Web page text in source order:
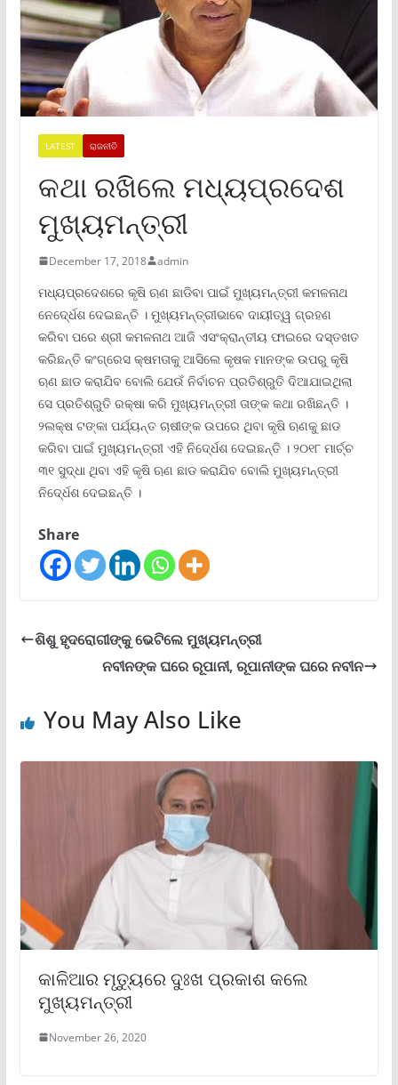
LATEST ରାଜନୀତି
କଥା ରଖିଲେ ମଧ୍ୟପ୍ରଦେଶ
ମୁଖ୍ୟମନ୍ତ୍ରୀ
December 17, 2018 admin
ମଧ୍ୟପ୍ରଦେଶରେ କୃଷି ଋଣ ଛାଡିବା ପାଇଁ ମୁଖ୍ୟମନ୍ତ୍ରୀ କମଳନାଥ
ନେଦେ୍ର୍ଧଶ ଦେଇଛନ୍ତି । ମୁଖ୍ୟମନ୍ତ୍ରୀଭାବେ ଦାୟୀତ୍ୱ ଗ୍ରହଣ
କରିବା ପରେ ଶ୍ରୀ କମଳନାଥ ଆଜି ଏସଂକ୍ରାନ୍ତୀୟ ଫାଇରେ ଦସ୍ତଖତ
କରିଛନ୍ତି କଂଗ୍ରେସ କ୍ଷମତାକୁ ଆସିଲେ କୃଷକ ମାନଙ୍କ ଉପରୁ କୃଷି
ଋଣ ଛାଡ କରାଯିବ ବୋଲି ଯେଉଁ ନିର୍ବାଚନ ପ୍ରତିଶ୍ରୁତି ଦିଆଯାଇଥିଲା
ସେ ପ୍ରତିଶ୍ରୁତି ରକ୍ଷା କରି ମୁଖ୍ୟମନ୍ତ୍ରୀ ତାଙ୍କ କଥା ରଖିଛନ୍ତି ।
୨ଲକ୍ଷ ଟଙ୍କା ପର୍ଯ୍ୟନ୍ତ ଚାଷୀଙ୍କ ଉପରେ ଥିବା କୃଷି ଋଣକୁ ଛାଡ
କରିବା ପାଇଁ ମୁଖ୍ୟମନ୍ତ୍ରୀ ଏହି ନିଦେ୍ର୍ଧଶ ଦେଇଛନ୍ତି । ୨୦୧୮ ମାର୍ଚ୍ଚ
୩୧ ସୁଦ୍ଧା ଥିବା ଏହି କୃଷି ଋଣ ଛାଡ କରାଯିବ ବୋଲି ମୁଖ୍ୟମନ୍ତ୍ରୀ
ନିଦେ୍ର୍ଧଶ ଦେଇଛନ୍ତି ।
Share
ଶିଶୁ ହୃଦରୋଗୀଙ୍କୁ ଭେଟିଲେ ମୁଖ୍ୟମନ୍ତ୍ରୀ
ନବୀନଙ୍କ ଘରେ ରୂପାନୀ, ରୂପାନୀଙ୍କ ଘରେ ନବୀନ
You May Also Like
କାଳିଆର ମୃତ୍ୟୁରେ ଦୁଃଖ ପ୍ରକାଶ କଲେ
ମୁଖ୍ୟମନ୍ତ୍ରୀ
November 26, 2020